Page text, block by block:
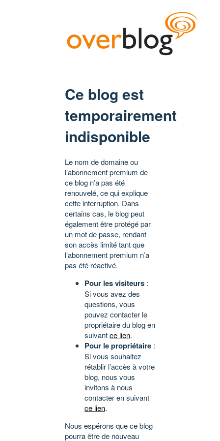
Ce blog est
temporairement
indisponible
Le nom de domaine ou
l’abonnement premium de
ce blog n’a pas été
renouvelé, ce qui explique
cette interruption. Dans
certains cas, le blog peut
également être protégé par
un mot de passe, rendant
son accès limité tant que
l’abonnement premium n’a
pas été réactivé.
Pour les visiteurs :
Si vous avez des
questions, vous
pouvez contacter le
propriétaire du blog en
suivantce lien.
Pour le propriétaire :
Si vous souhaitez
rétablir l’accès à votre
blog, nous vous
invitons à nous
contacter en suivant
ce lien.
Nous espérons que ce blog
pourra être de nouveau